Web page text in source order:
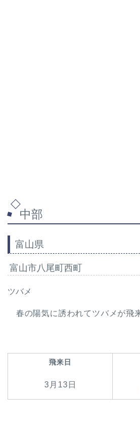
中部
富山県
富山市八尾町西町
ツバメ
春の陽気に誘われてツバメが飛
飛来日
3月13日